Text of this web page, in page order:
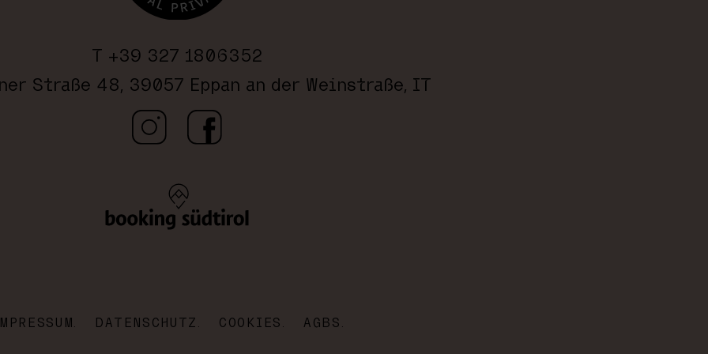
ist nicht mit anderen Angeboten kombinierbar.
T +39 327 1806352
Straße 48, 39057 Eppan an der Weinstraße, IT
DATENSCHUTZ COOKIES AGBS